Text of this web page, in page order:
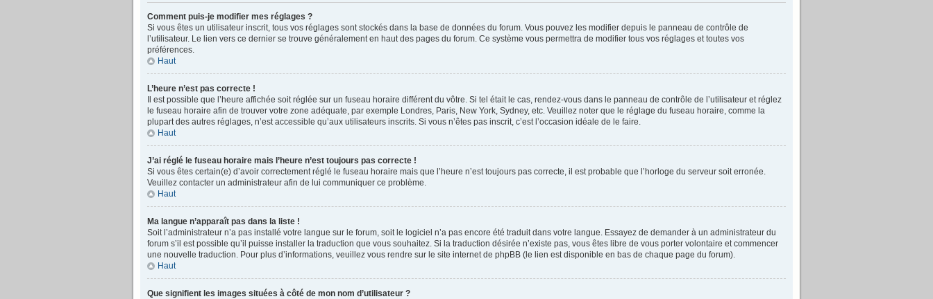
Comment puis-je modifier mes réglages ?
Si vous êtes un utilisateur inscrit, tous vos réglages sont stockés dans la base de données du forum. Vous pouvez les modifier depuis le panneau de contrôle de
l’utilisateur. Le lien vers ce dernier se trouve généralement en haut des pages du forum. Ce système vous permettra de modifier tous vos réglages et toutes vos
préférences.
Haut
L’heure n’est pas correcte !
Il est possible que l’heure affichée soit réglée sur un fuseau horaire différent du vôtre. Si tel était le cas, rendez-vous dans le panneau de contrôle de l’utilisateur et réglez
le fuseau horaire afin de trouver votre zone adéquate, par exemple Londres, Paris, New York, Sydney, etc. Veuillez noter que le réglage du fuseau horaire, comme la
plupart des autres réglages, n’est accessible qu’aux utilisateurs inscrits. Si vous n’êtes pas inscrit, c’est l’occasion idéale de le faire.
Haut
J’ai réglé le fuseau horaire mais l’heure n’est toujours pas correcte !
Si vous êtes certain(e) d’avoir correctement réglé le fuseau horaire mais que l’heure n’est toujours pas correcte, il est probable que l’horloge du serveur soit erronée.
Veuillez contacter un administrateur afin de lui communiquer ce problème.
Haut
Ma langue n’apparaît pas dans la liste !
Soit l’administrateur n’a pas installé votre langue sur le forum, soit le logiciel n’a pas encore été traduit dans votre langue. Essayez de demander à un administrateur du
forum s’il est possible qu’il puisse installer la traduction que vous souhaitez. Si la traduction désirée n’existe pas, vous êtes libre de vous porter volontaire et commencer
une nouvelle traduction. Pour plus d’informations, veuillez vous rendre sur le site internet de phpBB (le lien est disponible en bas de chaque page du forum).
Haut
Que signifient les images situées à côté de mon nom d’utilisateur ?